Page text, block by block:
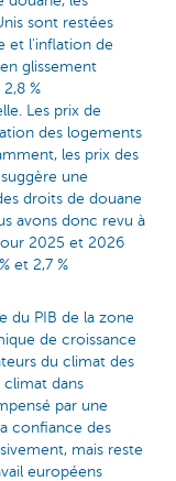
sont restées
et l'inflation de
glissement
%
Les prix de
des logements
les prix des
une
droits de douane
avons donc revu à
2025 et 2026
et 2,7 %
du PIB de la zone
de croissance
du climat des
climat dans
par une
confiance des
mais reste
européens